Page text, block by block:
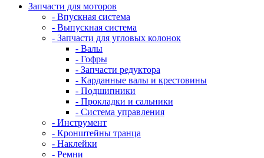
Запчасти для моторов
- Впускная система
- Выпускная система
- Запчасти для угловых колонок
- Валы
- Гофры
- Запчасти редуктора
- Карданные валы и крестовины
- Подшипники
- Прокладки и сальники
- Система управления
- Инструмент
- Кронштейны транца
- Наклейки
- Ремни